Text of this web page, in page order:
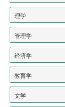
理学
管理学
经济学
教育学
文学